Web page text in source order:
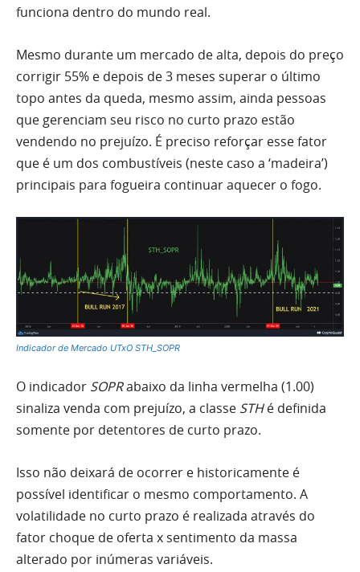
funciona dentro do mundo real.
Mesmo durante um mercado de alta, depois do preço
corrigir 55% e depois de 3 meses superar o último
topo antes da queda, mesmo assim, ainda pessoas
que gerenciam seu risco no curto prazo estão
vendendo no prejuízo. É preciso reforçar esse fator
que é um dos combustíveis (neste caso a ‘madeira’)
principais para fogueira continuar aquecer o fogo.
Indicador de Mercado UTxO STH_SOPR
O indicador SOPRabaixo da linha vermelha (1.00)
sinaliza venda com prejuízo, a classe STHé definida
somente por detentores de curto prazo.
Isso não deixará de ocorrer e historicamente é
possível identificar o mesmo comportamento. A
volatilidade no curto prazo é realizada através do
fator choque de oferta x sentimento da massa
alterado por inúmeras variáveis.